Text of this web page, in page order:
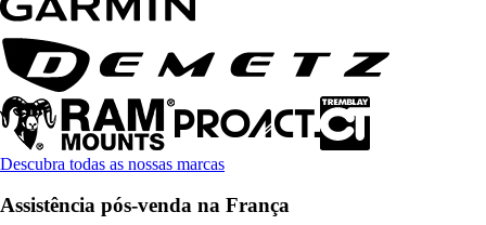
Descubra todas as nossas marcas
Assistência pós-venda na França